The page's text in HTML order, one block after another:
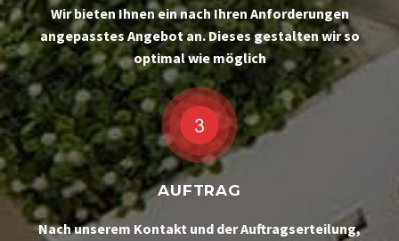
Wir bieten Ihnen ein nach Ihren Anforderungen
angepasstes Angebot an. Dieses gestalten wir so
optimal wie möglich
AUFTRAG
Nach unserem Kontakt und der Auftragserteilung,